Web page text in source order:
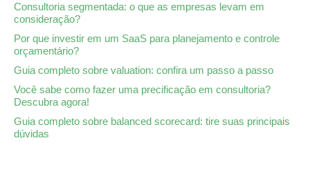
Consultoria segmentada: o que as empresas levam em
consideração?
Por que investir em um SaaS para planejamento e controle
orçamentário?
Guia completo sobre valuation: confira um passo a passo
Você sabe como fazer uma precificação em consultoria?
Descubra agora!
Guia completo sobre balanced scorecard: tire suas principais
dúvidas